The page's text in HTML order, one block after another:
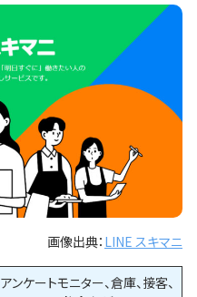
画像出典： LINE スキマニ
アンケートモニター、倉庫、接客、